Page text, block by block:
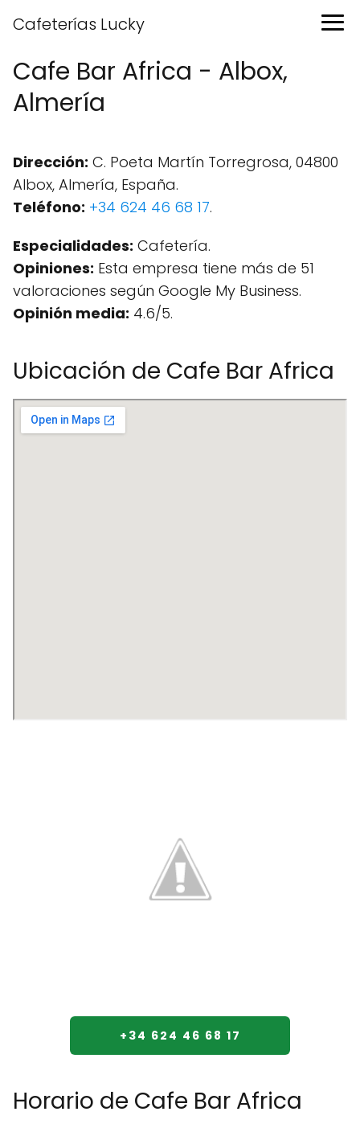
Cafeterías Lucky
Cafe Bar Africa - Albox,
Almería
Dirección: C. Poeta Martín Torregrosa, 04800
Albox, Almería, España.
Teléfono: +34 624 46 68 17.
Especialidades: Cafetería.
Opiniones: Esta empresa tiene más de 51
valoraciones según Google My Business.
Opinión media: 4.6/5.
Ubicación de Cafe Bar Africa
+34 624 46 68 17
Horario de Cafe Bar Africa